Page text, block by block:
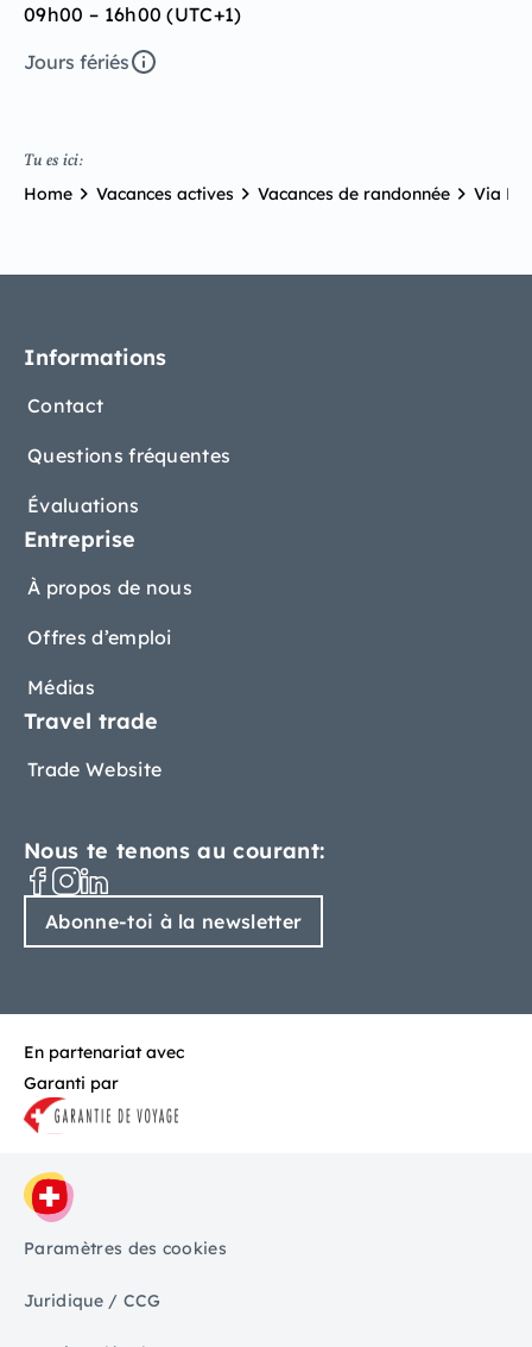
09h00 – 16h00 (UTC+1)
Jours fériés
Tu es ici:
Home Vacances actives Vacances de randonnée Via
Informations
Contact
Questions fréquentes
Évaluations
Entreprise
À propos de nous
Offres d’emploi
Médias
Travel trade
Trade Website
Nous te tenons au courant:
Abonne-toi à la newsletter
En partenariat avec
Garanti par
Paramètres des cookies
Juridique / CCG